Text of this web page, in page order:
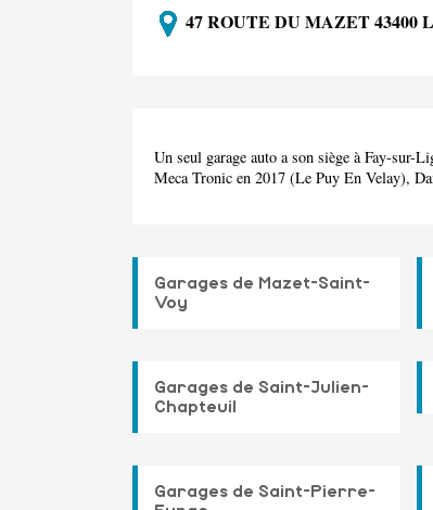
47 ROUTE DU MAZET 43400
Un seul garage auto a son siège à Fay-sur-
Meca Tronic en 2017 (Le Puy En Velay),
Garages de Mazet-Saint-
Voy
Garages de Saint-Julien-
Chapteuil
Garages de Saint-Pierre-